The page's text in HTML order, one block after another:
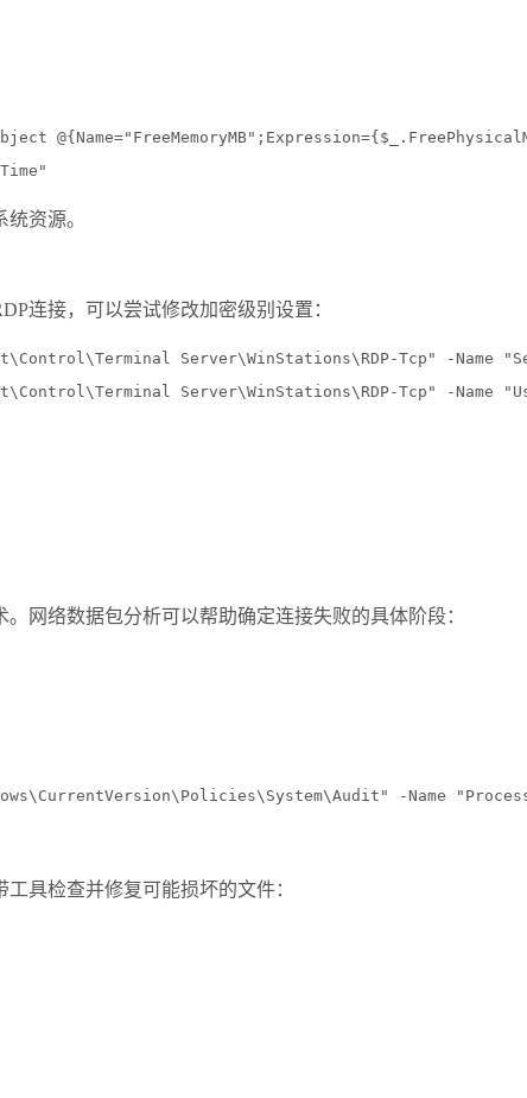
资源。
连接，可以尝试修改加密级别设置：
Server\WinStations\RDP-Tcp" -Name
Server\WinStations\RDP-Tcp" -Name
网络数据包分析可以帮助确定连接失败的具体阶段：
-Name
具检查并修复可能损坏的文件：